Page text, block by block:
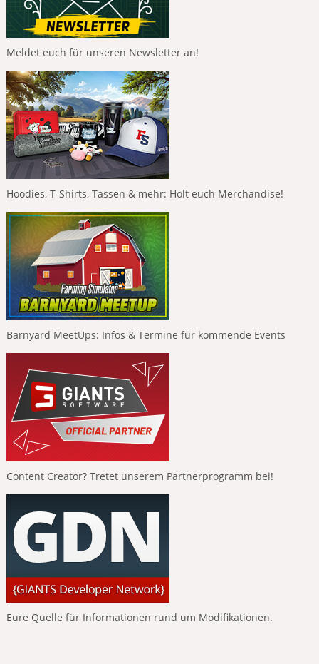
Meldet euch für unseren Newsletter an!
Hoodies, T-Shirts, Tassen & mehr: Holt euch Merchandise!
Barnyard MeetUps: Infos & Termine für kommende Events
Content Creator? Tretet unserem Partnerprogramm bei!
Eure Quelle für Informationen rund um Modifikationen.